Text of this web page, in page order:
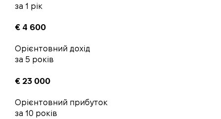
за 1 рік
€ 4 600
Орієнтовний дохід
за 5 років
€ 23 000
Орієнтовний прибуток
за 10 років